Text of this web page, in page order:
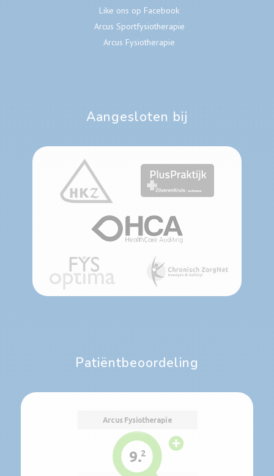
Like ons op Facebook
Arcus Sportfysiotherapie
Arcus Fysiotherapie
Aangesloten bij
Patiëntbeoordeling